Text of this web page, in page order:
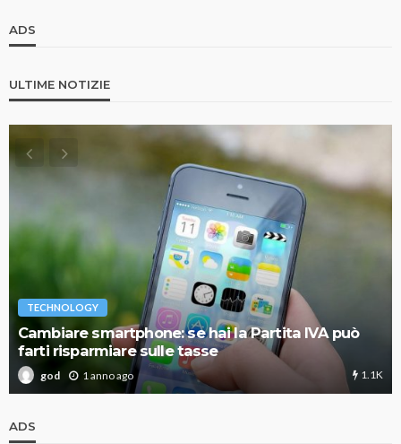
ADS
ULTIME NOTIZIE
TECHNOLOGY
Cambiare smartphone: se hai la Partita IVA può
farti risparmiare sulle tasse
god 1 anno ago 1.1K
ADS